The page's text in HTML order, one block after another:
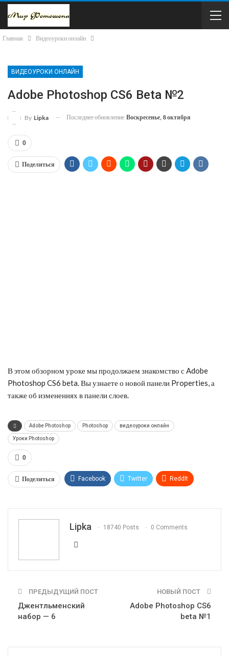
Главная Видеоуроки онлайн
ВИДЕОУРОКИ ОНЛАЙН
Adobe Photoshop CS6 Beta №2
By Lipka Последнее обновление Воскресенье, 8 октября
0
Поделиться
В этом обзорном уроке мы продолжаем знакомство с Adobe
Photoshop CS6 beta. Вы узнаете о новой панели Properties, а
также об изменениях в панели слоев.
Adobe Photoshop Photoshop видеоуроки онлайн
Уроки Photoshop
0
Поделиться Facebook Twitter ReddIt
Lipka 18740 Posts 0 Comments
ПРЕДЫДУЩИЙ ПОСТ
Джентльменский
набор — 6
НОВЫЙ ПОСТ
Adobe Photoshop CS6
beta №1